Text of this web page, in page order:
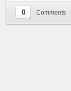
0 Comments